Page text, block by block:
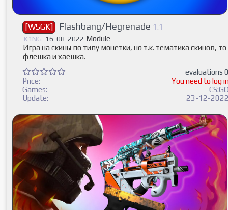
[WSGK] Flashbang/Hegrenade 1.1
K1NG 16-08-2022 Module
Игра на скины по типу монетки, но т.к. тематика скинов, то
флешка и хаешка.
evaluations
Price:
You need to log
Games:
Update:
23-12-